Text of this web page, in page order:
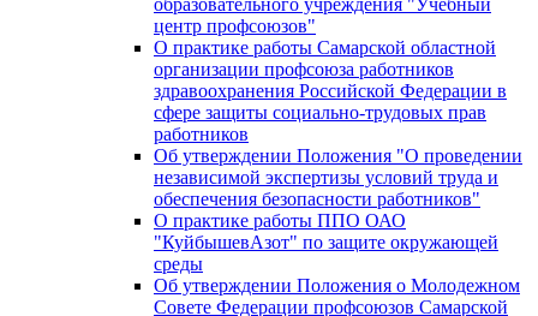
центр профсоюзов"
О практике работы Самарской областной
организации профсоюза работников
здравоохранения Российской Федерации в
сфере защиты социально-трудовых прав
работников
Об утверждении Положения "О проведении
независимой экспертизы условий труда и
обеспечения безопасности работников"
О практике работы ППО ОАО
"КуйбышевАзот" по защите окружающей
среды
Об утверждении Положения о Молодежном
Совете Федерации профсоюзов Самарской